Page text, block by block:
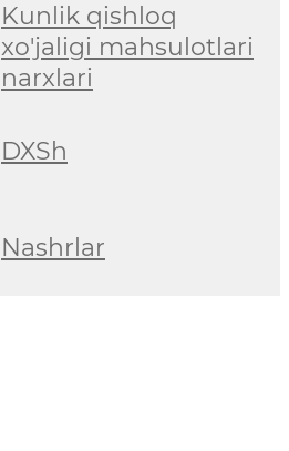
Kunlik qishloq
xo'jaligi mahsulotlari
narxlari
DXSh
Nashrlar